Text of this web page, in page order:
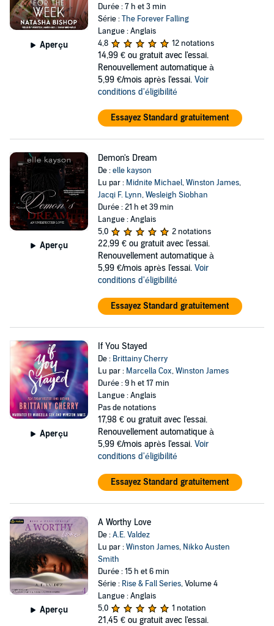
Aperçu
Durée : 7 h et 3 min
Série :The Forever Falling
Langue : Anglais
4,8
12 notations
14,99 € ou gratuit avec l'essai.
Renouvellement automatique à
5,99 €/mois après l'essai. Voir
conditions d'éligibilité
Essayez Standard gratuitement
Aperçu
Demon's Dream
De :elle kayson
Lu par : Midnite Michael,Winston James,
Jacqi F. Lynn,Wesleigh Siobhan
Durée : 21 h et 39 min
Langue : Anglais
5,0
2 notations
22,99 € ou gratuit avec l'essai.
Renouvellement automatique à
5,99 €/mois après l'essai. Voir
conditions d'éligibilité
Essayez Standard gratuitement
Aperçu
If You Stayed
De : Brittainy Cherry
Lu par : Marcella Cox,Winston James
Durée : 9 h et 17 min
Langue : Anglais
Pas de notations
17,98 € ou gratuit avec l'essai.
Renouvellement automatique à
5,99 €/mois après l'essai. Voir
conditions d'éligibilité
Essayez Standard gratuitement
Aperçu
A Worthy Love
De :A.E. Valdez
Lu par :Winston James, Nikko Austen
Smith
Durée : 15 h et 6 min
Série : Rise & Fall Series, Volume 4
Langue : Anglais
5,0
1 notation
21,45 € ou gratuit avec l'essai.